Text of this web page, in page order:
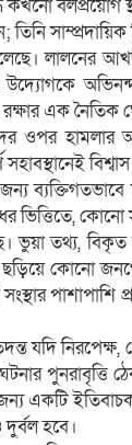
কখনো বলপ্রয়োগ
সাম্প্রদায়িক
লালনের
উদ্যোগকে
রক্ষার এক নৈতিক
ওপর হামলার
সহাবস্থানেই
ভিত্তিতে,
তথ্য, বিকৃত
ছড়িয়ে কোনো
পাশাপাশি
যদি নিরপেক্ষ,
পুনরাবৃত্তি
একটি
হবে।